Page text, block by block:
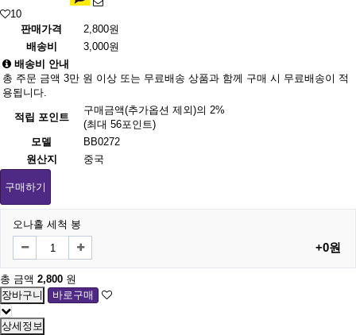
10
판매가격
2,800원
배송비
3,000원
배송비 안내
총 주문 금액 3만 원 이상 또는 무료배송 상품과 함께 구매 시 무료배송이 적
용됩니다.
적립 포인트
구매금액(추가옵션 제외)의 2%
(최대 56포인트)
모델
BB0272
원산지
중국
구매하기
오나홀 세척 봉
+0원
총 금액 2,800 원
상세정보